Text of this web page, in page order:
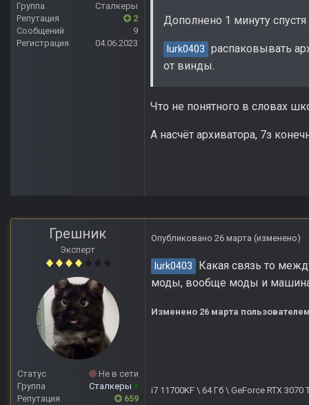
Группа
Сталкеры
Репутация
2
Сообщений
9
Регистрация
04.06.2023
Дополнено 1 минуту спустя
lurk0403 распаковывать
от винды.
Что не понятного в словах
А насчёт архиватора, 7з
Грешник
Эксперт
Статус
Не в сети
Группа
Сталкеры +
Репутация
659
Опубликовано 26 марта (изменено)
lurk0403
Какая связь то
моды, вообще моды и машина
Изменено 26 марта
i7 11700KF \ 64 Гб \ GeForce RTX